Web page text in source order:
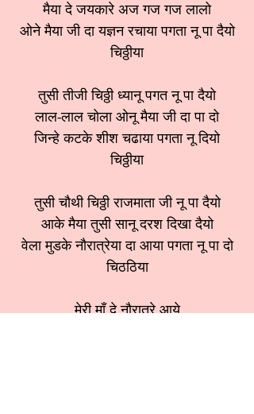
मैया दे जयकारे अज गज गज लालो
ओने मैया जी दा यज्ञन रचाया पगता नू पा दैयो
चिठ्ठीया
तुसी तीजी चिठ्ठी ध्यानू पगत नू पा दैयो
लाल-लाल चोला ओनू मैया जी दा पा दो
जिन्हे कटके शीश चढाया पगता नू दियो
चिठ्ठीया
तुसी चौथी चिठ्ठी राजमाता जी नू पा दैयो
आके मैया तुसी सानू दरश दिखा दैयो
वेला मुडके नौरात्रेया दा आया पगता नू पा दो
चिठठिया
मेरी माँ दे नौरात्रे आये